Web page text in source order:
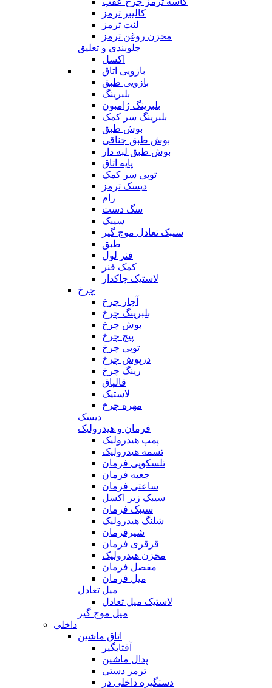
کالیبر ترمز
لنت ترمز
مخزن روغن ترمز
جلوبندی و تعلیق
اکسل
بازویی اتاق
بازویی طبق
بلبرینگ
بلبرینگ ژامبون
بلبرینگ سر کمک
بوش طبق
بوش طبق جناقی
بوش طبق لبه دار
پایه اتاق
توپی سر کمک
دیسک ترمز
رام
سگ دست
سیبک
سیبک تعادل موج گیر
طبق
فنر لول
کمک فنر
لاستیک چاکدار
چرخ
آچار چرخ
بلبرینگ چرخ
بوش چرخ
پیچ چرخ
توپی چرخ
درپوش چرخ
رینگ چرخ
قالپاق
لاستیک
مهره چرخ
دیسک
فرمان و هیدرولیک
پمپ هیدرولیک
تسمه هیدرولیک
تلسکوپی فرمان
جعبه فرمان
ساعتی فرمان
سیبک زیر اکسل
سیبک فرمان
شلنگ هیدرولیک
شیرفرمان
قرقری فرمان
مخزن هیدرولیک
مفصل فرمان
میل فرمان
میل تعادل
لاستیک میل تعادل
میل موج گیر
داخلی
اتاق ماشین
آفتابگیر
پدال ماشین
ترمز دستی
دستگیره داخلی در